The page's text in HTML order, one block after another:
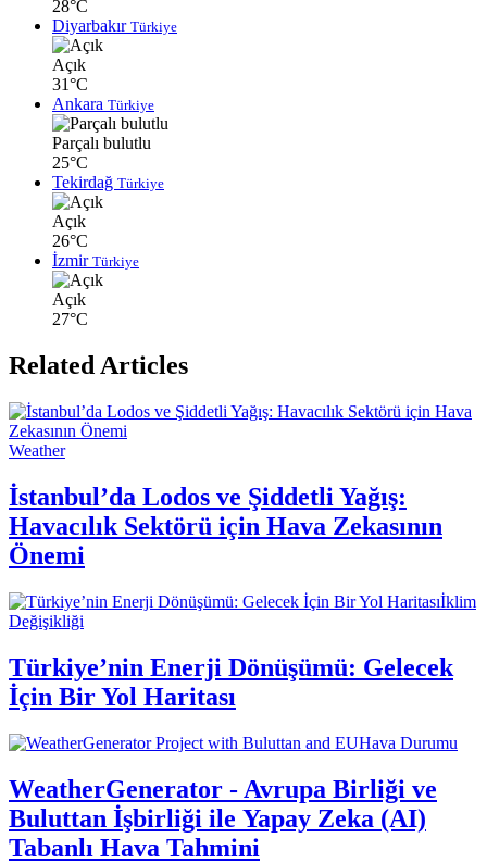
28°C
Diyarbakır Türkiye
Açık
31°C
Ankara Türkiye
Parçalı bulutlu
25°C
Tekirdağ Türkiye
Açık
26°C
İzmir Türkiye
Açık
27°C
Related Articles
Weather
İstanbul’da Lodos ve Şiddetli Yağış:
Havacılık Sektörü için Hava Zekasının
Önemi
İklim
Değişikliği
Türkiye’nin Enerji Dönüşümü: Gelecek
İçin Bir Yol Haritası
Hava Durumu
WeatherGenerator - Avrupa Birliği ve
Buluttan İşbirliği ile Yapay Zeka (AI)
Tabanlı Hava Tahmini